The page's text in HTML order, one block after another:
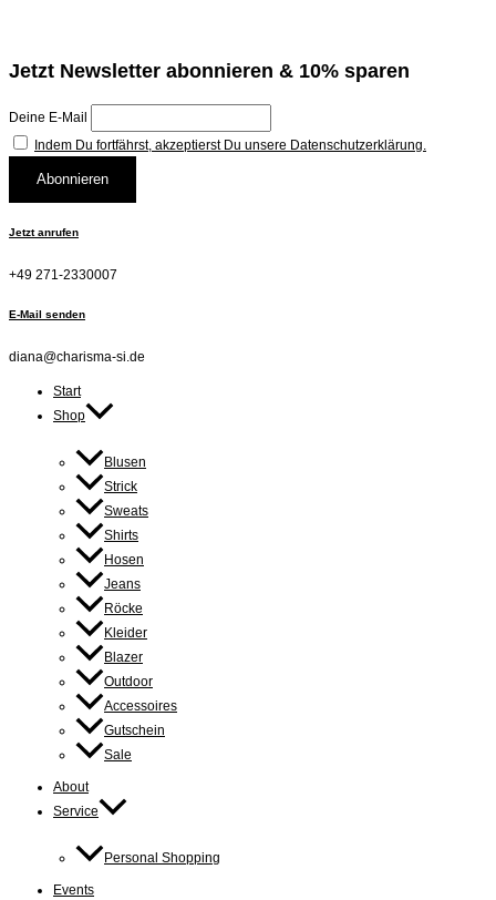
Jetzt Newsletter abonnieren & 10% sparen
Deine E-Mail
Indem Du fortfährst, akzeptierst Du unsere Datenschutzerklärung.
Jetzt anrufen
+49 271-2330007
E-Mail senden
diana@charisma-si.de
Start
Shop
Blusen
Strick
Sweats
Shirts
Hosen
Jeans
Röcke
Kleider
Blazer
Outdoor
Accessoires
Gutschein
Sale
About
Service
Personal Shopping
Events